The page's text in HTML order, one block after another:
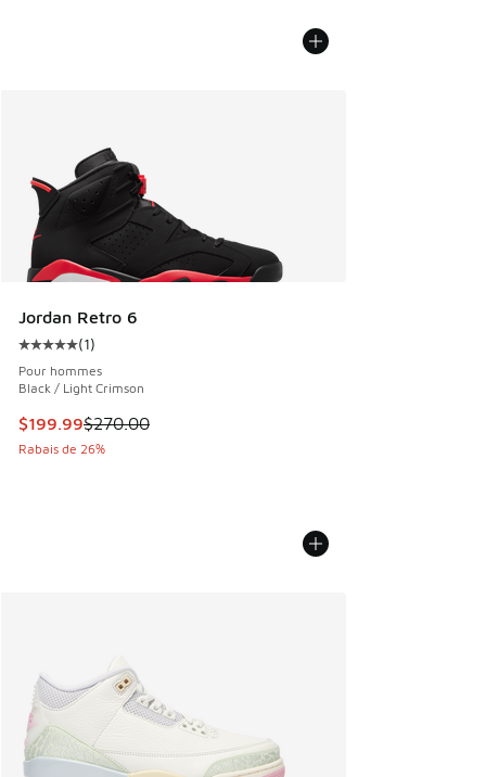
Jordan Retro 6
Cote moyenne du client - [5 sur 5 étoiles], 1 commentaires
(1)
Pour hommes
Black / Light Crimson
Cet article est en solde. Le prix est passé de $270.00 à
$199.99$270.00
Rabais de 26%